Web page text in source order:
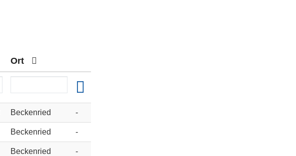
Ort
Beckenried -
Beckenried -
Beckenried -